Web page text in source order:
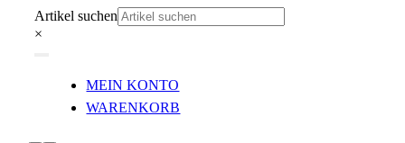
Inhalt
Artikel suchen
×
Navigation
MEIN KONTO
WARENKORB